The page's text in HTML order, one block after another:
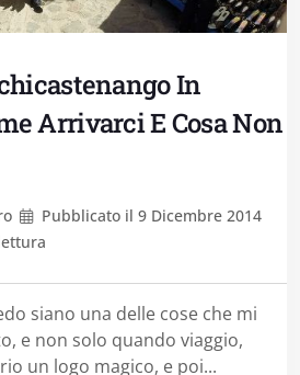
In
Arrivarci E Cosa Non
Pubblicato il 9 Dicembre 2014
siano una delle cose che mi
e non solo quando viaggio,
un logo magico, e poi...